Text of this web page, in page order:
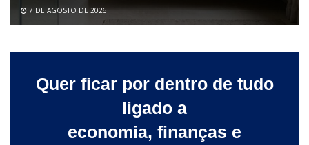
7 DE AGOSTO DE 2026
Quer ficar por dentro de tudo
ligado a
economia, finanças e